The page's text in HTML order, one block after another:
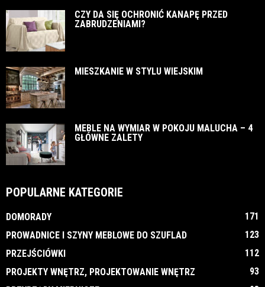
CZY DA SIĘ OCHRONIĆ KANAPĘ PRZED
ZABRUDZENIAMI?
MIESZKANIE W STYLU WIEJSKIM
MEBLE NA WYMIAR W POKOJU MALUCHA – 4
GŁÓWNE ZALETY
POPULARNE KATEGORIE
DOMORADY
171
PROWADNICE I SZYNY MEBLOWE DO SZUFLAD
123
PRZEJŚCIÓWKI
112
PROJEKTY WNĘTRZ, PROJEKTOWANIE WNĘTRZ
93